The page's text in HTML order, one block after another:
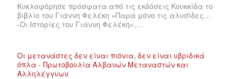
Κυκλοφόρησε πρόσφατα από τις εκδόσεις Κουκκίδα το
βιβλίο του Γιάννη Φελέκη «Παρά μόνο τις αλυσίδες…
-Οι Ιστορίες του Γιάννη Φελέκη»,…
Οι μετανάστες δεν είναι πιόνια, δεν είναι υβριδικά
όπλα - Πρωτοβουλία Αλβανών Μεταναστών και
Αλληλέγγυων